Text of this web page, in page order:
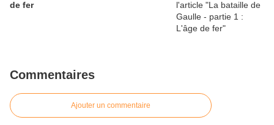
de fer
Commentaires
Ajouter un commentaire